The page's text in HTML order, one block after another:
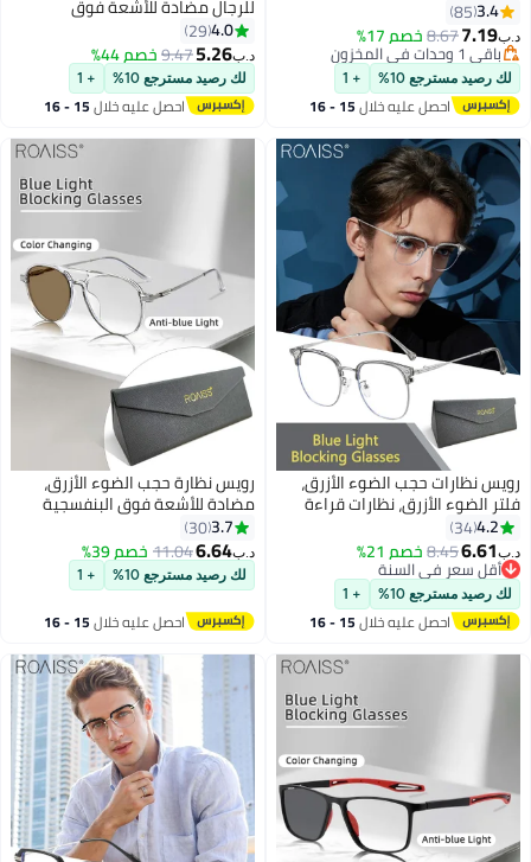
ومرشح الضوء الأزرق
كمبيوتر مستطيلة متغيرة
لإجهاد العين والصداع
85
8.67خصم 17%
مسترجع 10% + 1
احصل عليه خلال 15 - 16
للرجال مضادة للأشعة فوق
البنفسجية والوهج، نظارات قراءة
بفلتر للضوء الأزرق، نظارات سداسية
الشكل متغيرة اللون مضادة لإجهاد
العين، نظارات واقية للكمبيوتر
29
5.26
9.47خصم 44%
لك رصيد مسترجع 10% + 1
احصل عليه خلال 15 - 16
حجب الضوء الأزرق،
الأزرق، نظارات قراءة
الألعاب، التلفزيون،
نظارات مربعة أنيقة
العين، نظارات الصداع
للرجال والنساء، شفافة رمادية 50
34
8.45خصم 21%
سعر في السنة
سعر في السنة
مسترجع 10% + 1
احصل عليه خلال 15 - 16
رويس نظارة حجب الضوء الأزرق،
مضادة للأشعة فوق البنفسجية
والوهج، نظارات كمبيوتر بفلتر الضوء
الأزرق، نظارات أفياتور متغيرة اللون
للرجال والنساء، رمادي شفاف، 52
30
6.64
11.04خصم 39%
لك رصيد مسترجع 10% + 1
احصل عليه خلال 15 - 16